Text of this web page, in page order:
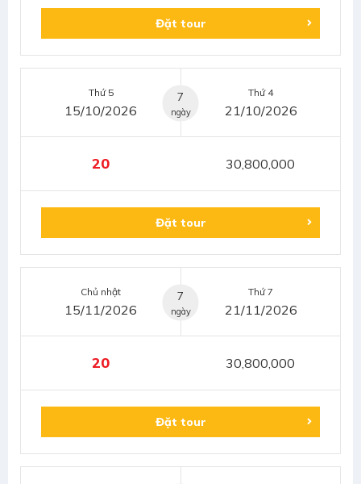
Đặt tour
7
ngày
Thứ 5
15/10/2026
Thứ 4
21/10/2026
20 30,800,000
Đặt tour
7
ngày
Chủ nhật
15/11/2026
Thứ 7
21/11/2026
20 30,800,000
Đặt tour